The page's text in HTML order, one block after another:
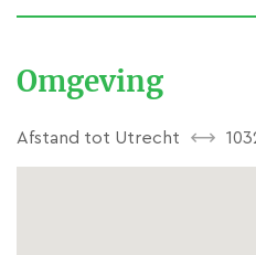
Guido
hij de
een B&B.
tijd voor een
Omgeving
Afstand tot Utrecht